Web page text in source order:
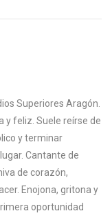
Superiores Aragón.
y feliz. Suele reírse de
y terminar
Cantante de
de corazón,
Enojona, gritona y
oportunidad